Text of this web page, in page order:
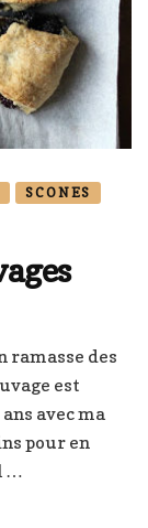
SCONES
mûres
ramasse des
est
avec ma
pour en
…